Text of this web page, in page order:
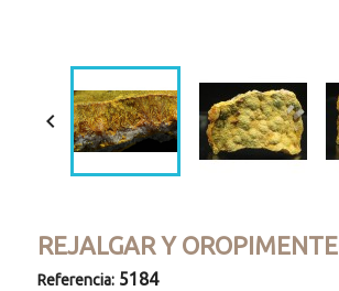

REJALGAR Y OROPIMENTE
Referencia: 5184